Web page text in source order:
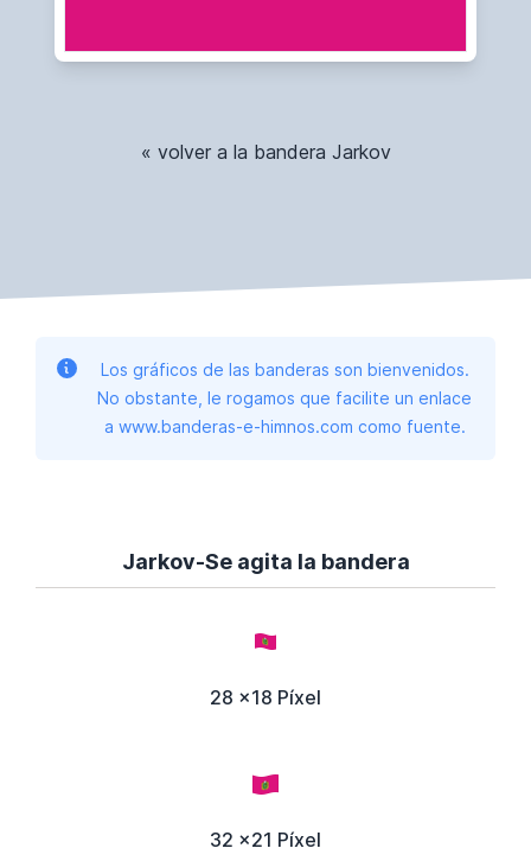
« volver a la bandera Jarkov
Los gráficos de las banderas son bienvenidos.
No obstante, le rogamos que facilite un enlace
a www.banderas-e-himnos.com como fuente.
Jarkov-Se agita la bandera
28 x18 Píxel
32 x21 Píxel